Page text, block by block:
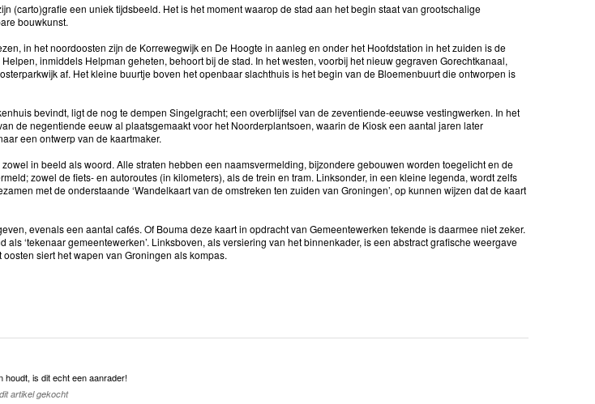
(carto)grafie een uniek tijdsbeeld. Het is het moment waarop de stad aan het begin staat van grootschalige
bouwkunst.
in het noordoosten zijn de Korrewegwijk en De Hoogte in aanleg en onder het Hoofdstation in het zuiden is de
inmiddels Helpman geheten, behoort bij de stad. In het westen, voorbij het nieuw gegraven Gorechtkanaal,
af. Het kleine buurtje boven het openbaar slachthuis is het begin van de Bloemenbuurt die ontworpen is
bevindt, ligt de nog te dempen Singelgracht; een overblijfsel van de zeventiende-eeuwse vestingwerken. In het
de negentiende eeuw al plaatsgemaakt voor het Noorderplantsoen, waarin de Kiosk een aantal jaren later
een ontwerp van de kaartmaker.
in beeld als woord. Alle straten hebben een naamsvermelding, bijzondere gebouwen worden toegelicht en de
zowel de fiets- en autoroutes (in kilometers), als de trein en tram. Linksonder, in een kleine legenda, wordt zelfs
met de onderstaande ‘Wandelkaart van de omstreken ten zuiden van Groningen’, op kunnen wijzen dat de kaart
evenals een aantal cafés. Of Bouma deze kaart in opdracht van Gemeentewerken tekende is daarmee niet zeker.
‘tekenaar gemeentewerken’. Linksboven, als versiering van het binnenkader, is een abstract grafische weergave
siert het wapen van Groningen als kompas.
houdt, is dit echt een aanrader!
artikel gekocht